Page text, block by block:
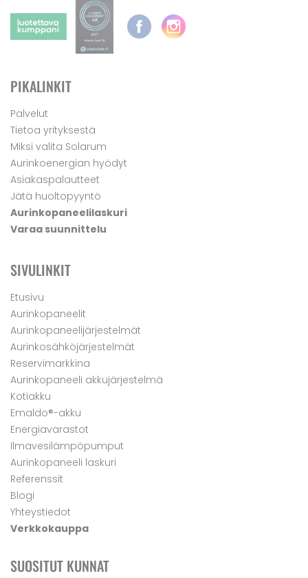
PIKALINKIT
Palvelut
Tietoa yrityksestä
Miksi valita Solarum
Aurinkoenergian hyödyt
Asiakaspalautteet
Jätä huoltopyyntö
Aurinkopaneelilaskuri
Varaa suunnittelu
SIVULINKIT
Etusivu
Aurinkopaneelit
Aurinkopaneelijärjestelmät
Aurinkosähköjärjestelmät
Reservimarkkina
Aurinkopaneeli akkujärjestelmä
Kotiakku
Emaldo®-akku
Energiavarastot
Ilmavesilämpöpumput
Aurinkopaneeli laskuri
Referenssit
Blogi
Yhteystiedot
Verkkokauppa
SUOSITUT KUNNAT